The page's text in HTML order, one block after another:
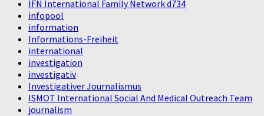
IFN International Family Network d734
infopool
information
Informations-Freiheit
international
investigation
investigativ
Investigativer Journalismus
ISMOT International Social And Medical Outreach Team
journalism